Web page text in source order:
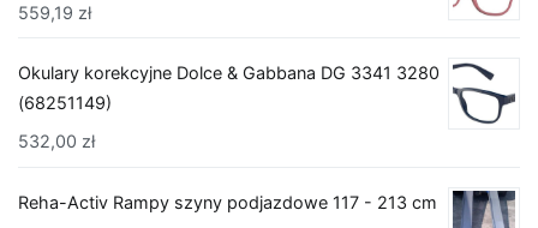
559,19 zł
Okulary korekcyjne Dolce & Gabbana DG 3341 3280
(68251149)
532,00 zł
Reha-Activ Rampy szyny podjazdowe 117 - 213 cm